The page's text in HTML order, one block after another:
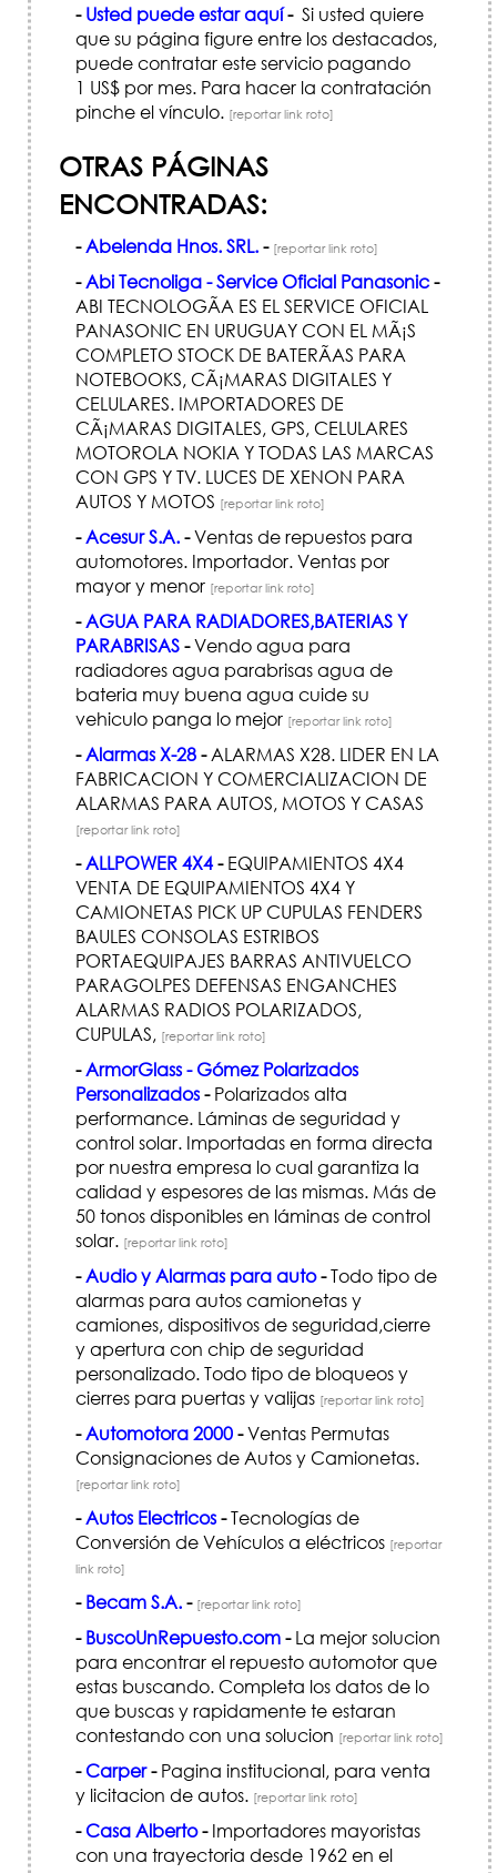
- Usted puede estar aquí-Si usted quiere
que su página figure entre los destacados,
puede contratar este servicio pagando
1 US$ por mes. Para hacer la contratación
pinche el vínculo. [reportar link roto]
OTRAS PÁGINAS
ENCONTRADAS:
-Abelenda Hnos. SRL.- [reportar link roto]
-Abi Tecnoliga - Service Oficial Panasonic-
ABI TECNOLOGÃ­A ES EL SERVICE OFICIAL
PANASONIC EN URUGUAY CON EL MÃ¡S
COMPLETO STOCK DE BATERÃ­AS PARA
NOTEBOOKS, CÃ¡MARAS DIGITALES Y
CELULARES. IMPORTADORES DE
CÃ¡MARAS DIGITALES, GPS, CELULARES
MOTOROLA NOKIA Y TODAS LAS MARCAS
CON GPS Y TV. LUCES DE XENON PARA
AUTOS Y MOTOS [reportar link roto]
-Acesur S.A.-Ventas de repuestos para
automotores. Importador. Ventas por
mayor y menor [reportar link roto]
-AGUA PARA RADIADORES,BATERIAS Y
PARABRISAS-Vendo agua para
radiadores agua parabrisas agua de
bateria muy buena agua cuide su
vehiculo panga lo mejor [reportar link roto]
-Alarmas X-28-ALARMAS X28. LIDER EN LA
FABRICACION Y COMERCIALIZACION DE
ALARMAS PARA AUTOS, MOTOS Y CASAS
[reportar link roto]
-ALLPOWER 4X4-EQUIPAMIENTOS 4X4
VENTA DE EQUIPAMIENTOS 4X4 Y
CAMIONETAS PICK UP CUPULAS FENDERS
BAULES CONSOLAS ESTRIBOS
PORTAEQUIPAJES BARRAS ANTIVUELCO
PARAGOLPES DEFENSAS ENGANCHES
ALARMAS RADIOS POLARIZADOS,
CUPULAS, [reportar link roto]
-ArmorGlass - Gómez Polarizados
Personalizados-Polarizados alta
performance. Láminas de seguridad y
control solar. Importadas en forma directa
por nuestra empresa lo cual garantiza la
calidad y espesores de las mismas. Más de
50 tonos disponibles en láminas de control
solar. [reportar link roto]
-Audio y Alarmas para auto-Todo tipo de
alarmas para autos camionetas y
camiones, dispositivos de seguridad,cierre
y apertura con chip de seguridad
personalizado. Todo tipo de bloqueos y
cierres para puertas y valijas [reportar link roto]
-Automotora 2000-Ventas Permutas
Consignaciones de Autos y Camionetas.
[reportar link roto]
-Autos Electricos-Tecnologías de
Conversión de Vehículos a eléctricos [reportar
link roto]
- Becam S.A.- [reportar link roto]
- BuscoUnRepuesto.com-La mejor solucion
para encontrar el repuesto automotor que
estas buscando. Completa los datos de lo
que buscas y rapidamente te estaran
contestando con una solucion [reportar link roto]
-Carper-Pagina institucional, para venta
y licitacion de autos. [reportar link roto]
-Casa Alberto-Importadores mayoristas
con una trayectoria desde 1962 en el